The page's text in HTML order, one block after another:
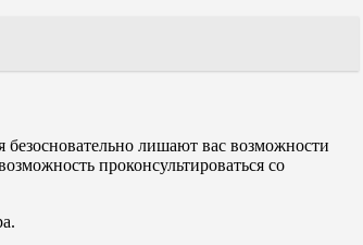
лишают вас возможности
проконсультироваться со